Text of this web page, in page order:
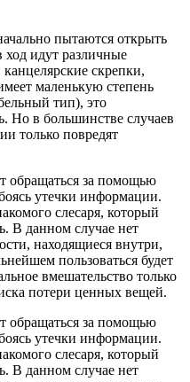
пытаются открыть
ход идут различные
скрепки,
маленькую степень
тип), это
Но в большинстве случаев
только повредят
обращаться за помощью
утечки информации.
слесаря, который
В данном случае нет
находящиеся внутри,
пользоваться будет
вмешательство только
потери ценных вещей.
обращаться за помощью
утечки информации.
слесаря, который
В данном случае нет